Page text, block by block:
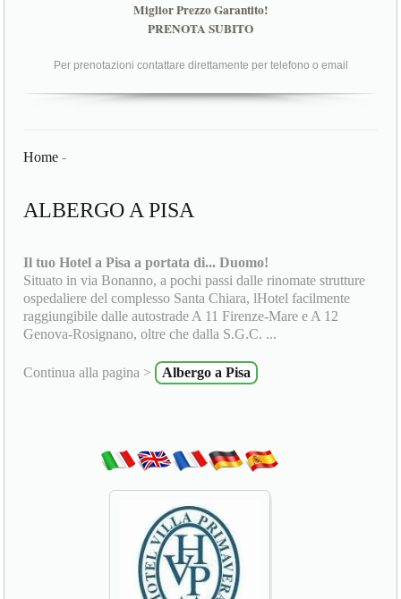
Miglior Prezzo Garantito!
PRENOTA SUBITO
Per prenotazioni contattare direttamente per telefono o email
Home -
ALBERGO A PISA
Il tuo Hotel a Pisa a portata di... Duomo!
Situato in via Bonanno, a pochi passi dalle rinomate strutture
ospedaliere del complesso Santa Chiara, lHotel facilmente
raggiungibile dalle autostrade A 11 Firenze-Mare e A 12
Genova-Rosignano, oltre che dalla S.G.C. ...
Continua alla pagina > Albergo a Pisa